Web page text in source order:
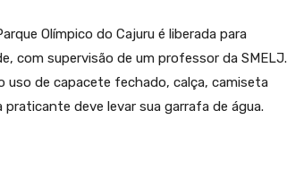
Olímpico do Cajuru é liberada para
com supervisão de um professor da SMELJ.
uso de capacete fechado, calça, camiseta
deve levar sua garrafa de água.